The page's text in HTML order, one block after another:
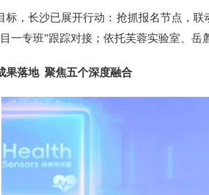
标，长沙已展开行动：抢抓报名节点，
一专班”跟踪对接；依托芙蓉实验室、
果落地 聚焦五个深度融合